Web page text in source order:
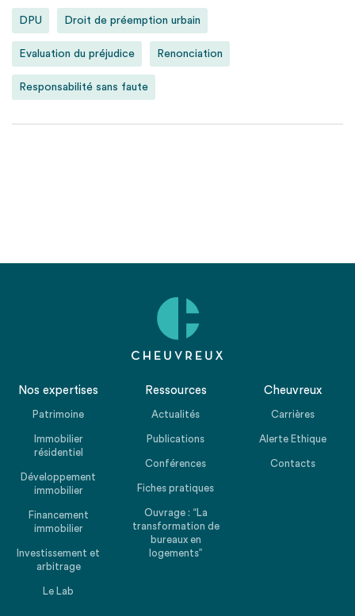
DPU Droit de préemption urbain
Evaluation du préjudice Renonciation
Responsabilité sans faute
Nos expertises
Patrimoine
Immobilier
résidentiel
Développement
immobilier
Financement
immobilier
Investissement et
arbitrage
Le Lab
Ressources
Actualités
Publications
Conférences
Fiches pratiques
Ouvrage : “La
transformation de
bureaux en
logements”
Cheuvreux
Carrières
Alerte Ethique
Contacts